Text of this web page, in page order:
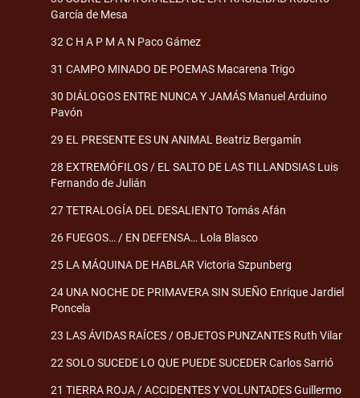
García de Mesa
32 C H A P M A N Paco Gámez
31 CAMPO MINADO DE POEMAS Macarena Trigo
30 DIÁLOGOS ENTRE NUNCA Y JAMÁS Manuel Arduino
Pavón
29 EL PRESENTE ES UN ANIMAL Beatriz Bergamín
28 EXTREMÓFILOS / EL SALTO DE LAS TILLANDSIAS Luis
Fernando de Julián
27 TETRALOGÍA DEL DESALIENTO Tomás Afán
26 FUEGOS… / EN DEFENSA… Lola Blasco
25 LA MÁQUINA DE HABLAR Victoria Szpunberg
24 UNA NOCHE DE PRIMAVERA SIN SUEÑO Enrique Jardiel
Poncela
23 LAS ÁVIDAS RAÍCES / OBJETOS PUNZANTES Ruth Vilar
22 SOLO SUCEDE LO QUE PUEDE SUCEDER Carlos Sarrió
21 TIERRA ROJA / ACCIDENTES Y VOLUNTADES Guillermo